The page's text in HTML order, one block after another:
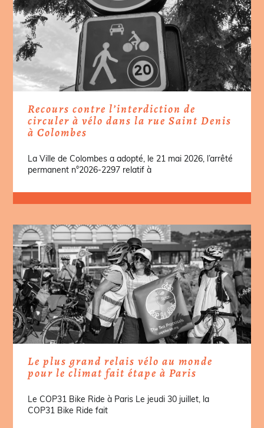
Recours contre l’interdiction de
circuler à vélo dans la rue Saint Denis
à Colombes
La Ville de Colombes a adopté, le 21 mai 2026, l’arrêté
permanent n°2026-2297 relatif à
Le plus grand relais vélo au monde
pour le climat fait étape à Paris
Le COP31 Bike Ride à Paris Le jeudi 30 juillet, la
COP31 Bike Ride fait